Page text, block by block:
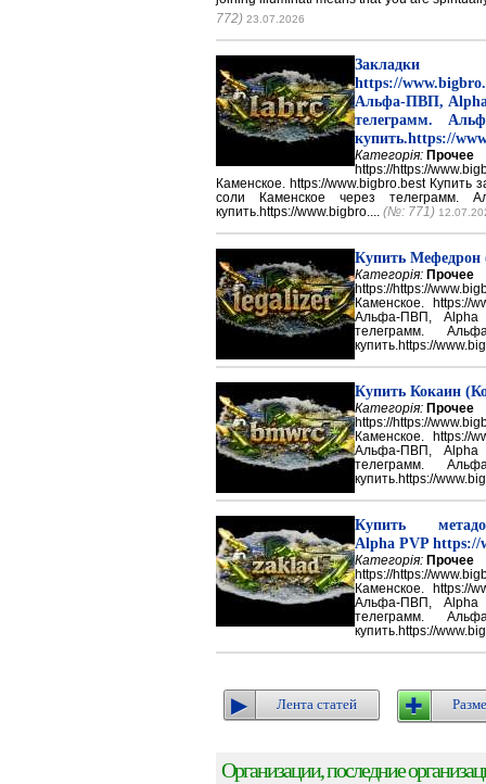
772) 23.07.2026
Закладки
https://
Альфа-ПВП, Alpha
телеграмм.
купить.https://
Категорія: Прочее
https://https://
Каменское. https://www.bigbro.best Купить
соли Каменское через телеграмм.
купить.https://www.bigbro.... (№: 771)
Купить
Категорія: Прочее
https://https://
Каменское. https://
Альфа-ПВП, Alpha
телеграмм.
купить.https://
Купить Кокаин
Категорія: Прочее
https://https://
Каменское. https://
Альфа-ПВП, Alpha
телеграмм.
купить.https://
Купить
Alpha PVP https://
Категорія: Прочее
https://https://
Каменское. https://
Альфа-ПВП, Alpha
телеграмм.
купить.https://
Лента статей
Организации, последние